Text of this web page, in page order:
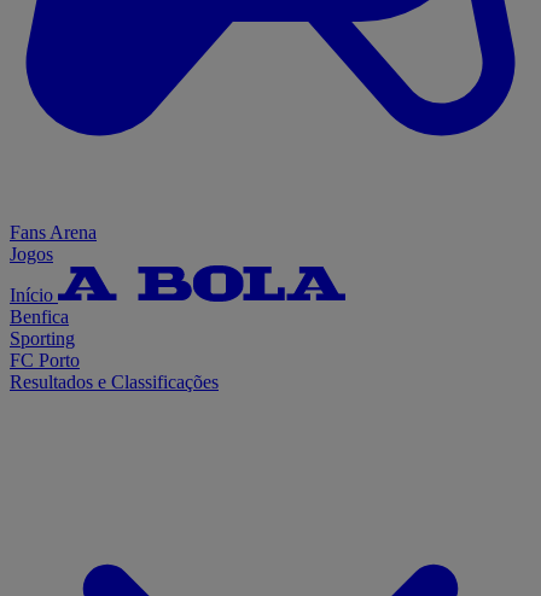
Fans Arena
Jogos
Início
Benfica
Sporting
FC Porto
Resultados e Classificações